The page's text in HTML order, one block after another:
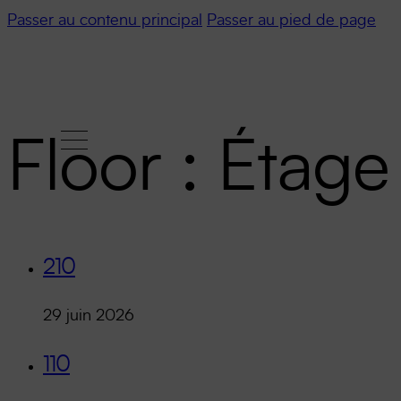
Passer au contenu principal Passer au pied de page
Floor : Étage
210
29 juin 2026
110